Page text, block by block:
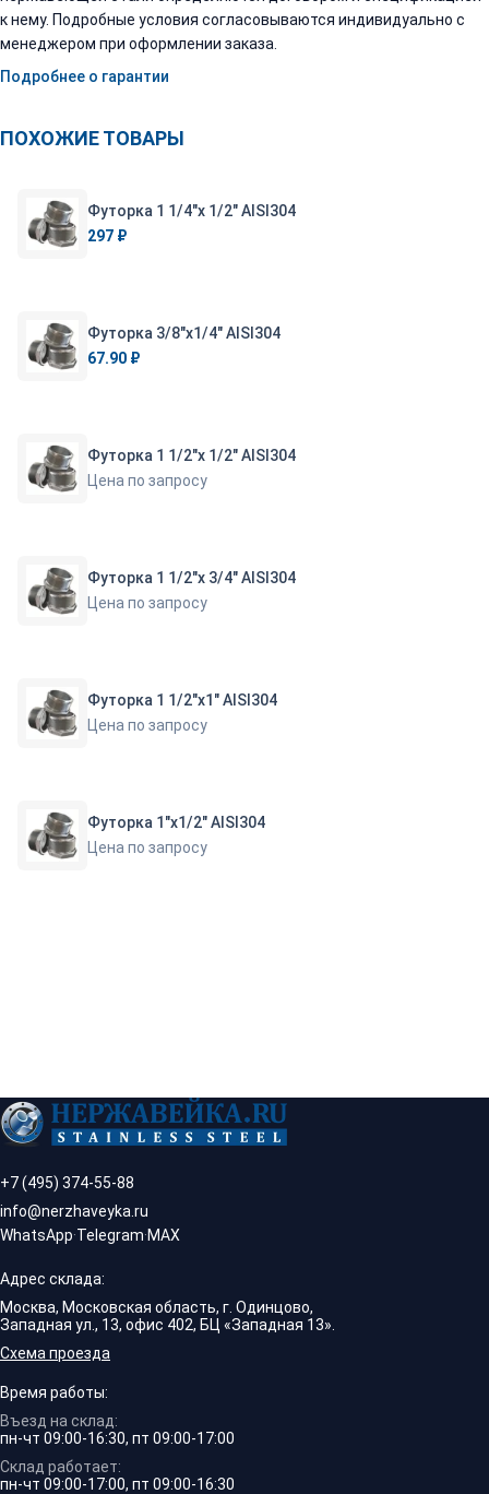
к нему. Подробные условия согласовываются индивидуально с
менеджером при оформлении заказа.
Подробнее о гарантии
ПОХОЖИЕ ТОВАРЫ
Футорка 1 1/4"х 1/2" AISI304
297 ₽
Футорка 3/8"х1/4" AISI304
67.90 ₽
Футорка 1 1/2"х 1/2" AISI304
Цена по запросу
Футорка 1 1/2"х 3/4" AISI304
Цена по запросу
Футорка 1 1/2"х1" AISI304
Цена по запросу
Футорка 1"х1/2" AISI304
Цена по запросу
+7 (495) 374-55-88
info@nerzhaveyka.ru
WhatsApp·Telegram·MAX
Адрес склада:
Москва, Московская область, г. Одинцово,
Западная ул., 13, офис 402, БЦ «Западная 13».
Схема проезда
Время работы:
Въезд на склад:
пн-чт 09:00-16:30, пт 09:00-17:00
Склад работает:
пн-чт 09:00-17:00, пт 09:00-16:30